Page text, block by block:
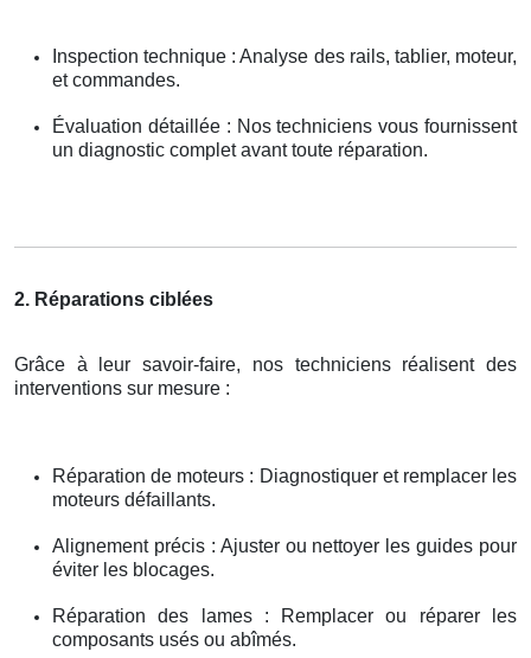
Inspection technique : Analyse des rails, tablier, moteur,
et commandes.
Évaluation détaillée : Nos techniciens vous fournissent
un diagnostic complet avant toute réparation.
2. Réparations ciblées
Grâce à leur savoir-faire, nos techniciens réalisent des
interventions sur mesure :
Réparation de moteurs : Diagnostiquer et remplacer les
moteurs défaillants.
Alignement précis : Ajuster ou nettoyer les guides pour
éviter les blocages.
Réparation des lames : Remplacer ou réparer les
composants usés ou abîmés.